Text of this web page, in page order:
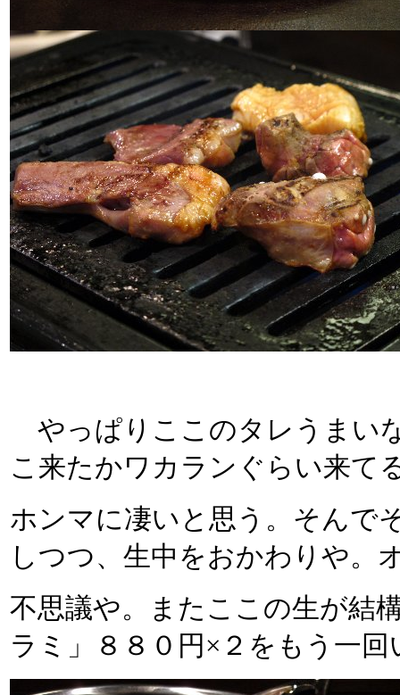
やっぱりここのタレうまい
こ来たかワカランぐらい来て
ホンマに凄いと思う。そんで
しつつ、生中をおかわりや。
不思議や。またここの生が結
ラミ」８８０円×２をもう一